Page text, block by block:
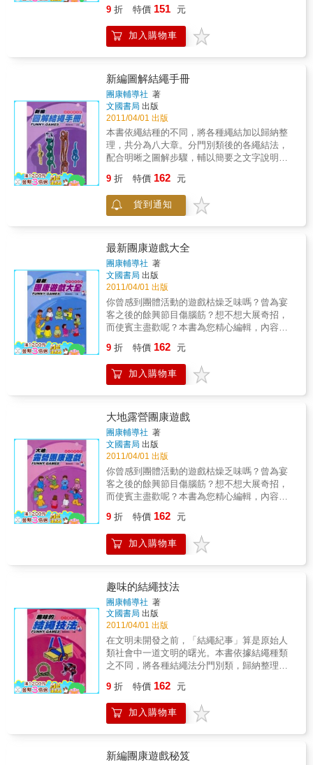
共同參與，樂趣總能如影隨形。 遊戲不僅能增
進長輩和孩子的感情，更可以訓練孩子各種能
力。 & 家人間最有價值的財富就是緊密的情感
孩子，不會因為畏懼長輩而隱晦心事，家長們
也可以經由投入遊戲，卸下身心的疲憊。 & 一
家人融為一體，製造更多有意思的話題，讓溝
通變得輕鬆容易又有趣。
9 折 特價 151 元
加入購物車
新編圖解結繩手冊
團康輔導社 著
文國書局 出版
2011/04/01 出版
本書依繩結種的不同，將各種繩結加以歸納整
理，共分為八大章。分門別類後的各繩結法，
配合明晰之圖解步驟，輔以簡要之文字說明，
用目的。
9 折 特價 162 元
貨到通知
最新團康遊戲大全
團康輔導社 著
文國書局 出版
2011/04/01 出版
你曾感到團體活動的遊戲枯燥乏味嗎？曾為宴
客之後的餘興節目傷腦筋？想不想大展奇招，
而使賓主盡歡呢？本書為您精心編輯，內容有
破僵局，帶起歡熱氣氛。凡是喜愛娛樂消遣的
朋友，本書是最佳的選擇。
9 折 特價 162 元
加入購物車
大地露營團康遊戲
團康輔導社 著
文國書局 出版
2011/04/01 出版
你曾感到團體活動的遊戲枯燥乏味嗎？曾為宴
客之後的餘興節目傷腦筋？想不想大展奇招，
而使賓主盡歡呢？本書為您精心編輯，內容有
破僵局，帶起歡熱氣氛。凡是喜愛娛樂消遣的
朋友，本書是最佳的選擇。
9 折 特價 162 元
加入購物車
趣味的結繩技法
團康輔導社 著
文國書局 出版
2011/04/01 出版
在文明未開發之前，「結繩紀事」算是原始人
類社會中一道文明的曙光。本書依據結繩種類
之不同，將各種結繩法分門別類，歸納整理，
明。使讀者能迅速地學會各種結繩法，進而應
用於日常生活或野外團康活動等。
9 折 特價 162 元
加入購物車
新編團康遊戲秘笈